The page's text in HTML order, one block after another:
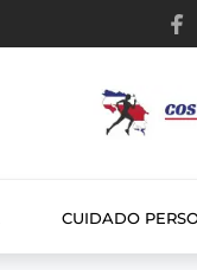
CUIDADO